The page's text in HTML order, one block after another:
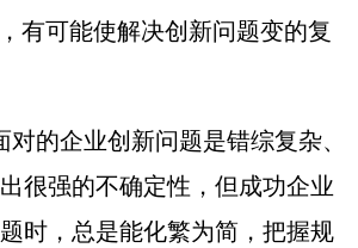
有可能使解决创新问题变的复
对的企业创新问题是错综复杂、
很强的不确定性，但成功企业
时，总是能化繁为简，把握规